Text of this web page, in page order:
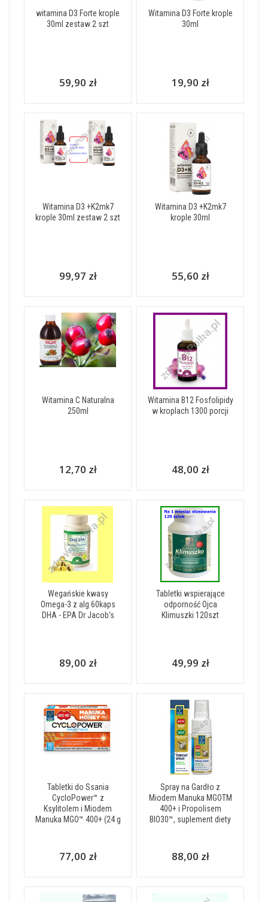
witamina D3 Forte krople
30ml zestaw 2 szt
59,90 zł
Witamina D3 Forte krople
30ml
19,90 zł
Witamina D3 +K2mk7
krople 30ml zestaw 2 szt
99,97 zł
Witamina D3 +K2mk7
krople 30ml
55,60 zł
Witamina C Naturalna
250ml
12,70 zł
Witamina B12 Fosfolipidy
w kroplach 1300 porcji
48,00 zł
Wegańskie kwasy
Omega-3 z alg 60kaps
DHA - EPA Dr Jacob's
89,00 zł
Tabletki wspierające
odporność Ojca
Klimuszki 120szt
49,99 zł
Tabletki do Ssania
CycloPower™ z
Ksylitolem i Miodem
Manuka MGO™ 400+ (24 g
77,00 zł
Spray na Gardło z
Miodem Manuka MGOTM
400+ i Propolisem
BIO30™, suplement diety
88,00 zł